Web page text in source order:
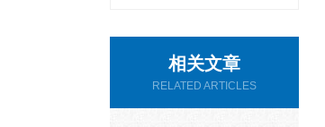
相关文章
RELATED ARTICLES